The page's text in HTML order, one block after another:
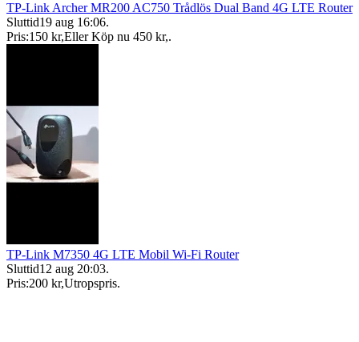
TP-Link Archer MR200 AC750 Trådlös Dual Band 4G LTE Router
Sluttid19 aug 16:06.
Pris:150 kr,Eller Köp nu 450 kr,.
TP-Link M7350 4G LTE Mobil Wi-Fi Router
Sluttid12 aug 20:03.
Pris:200 kr,Utropspris.